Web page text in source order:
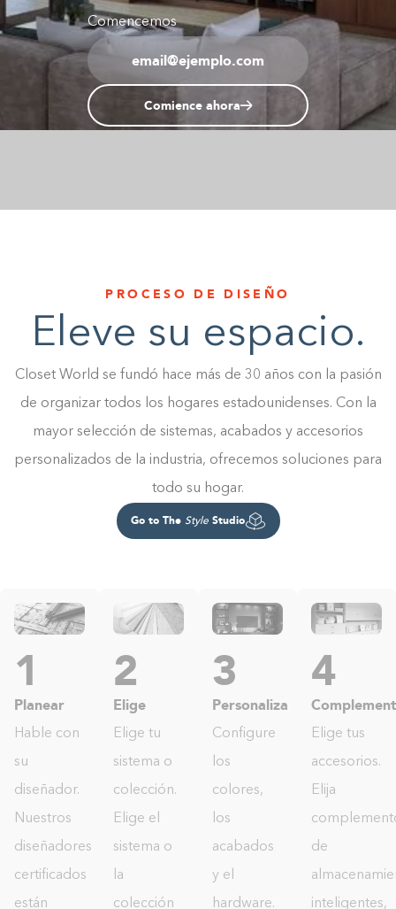
1-800-45-CLOSETS
Language
Comencemos
Comience ahora
PROCESO DE DISEÑO
Eleve su espacio.
Closet World se fundó hace más de 30 años con la pasión
de organizar todos los hogares estadounidenses. Con la
mayor selección de sistemas, acabados y accesorios
personalizados de la industria, ofrecemos soluciones para
todo su hogar.
Go to The StyleStudio
1
Planear
Hable con
su
diseñador.
Nuestros
diseñadores
certificados
están
2
Elige
Elige tu
sistema o
colección.
Elige el
sistema o
la
colección
3
Personaliza
Configure
los
colores,
los
acabados
y el
hardware.
4
Elige tus
accesorios.
Elija
de
inteligentes,